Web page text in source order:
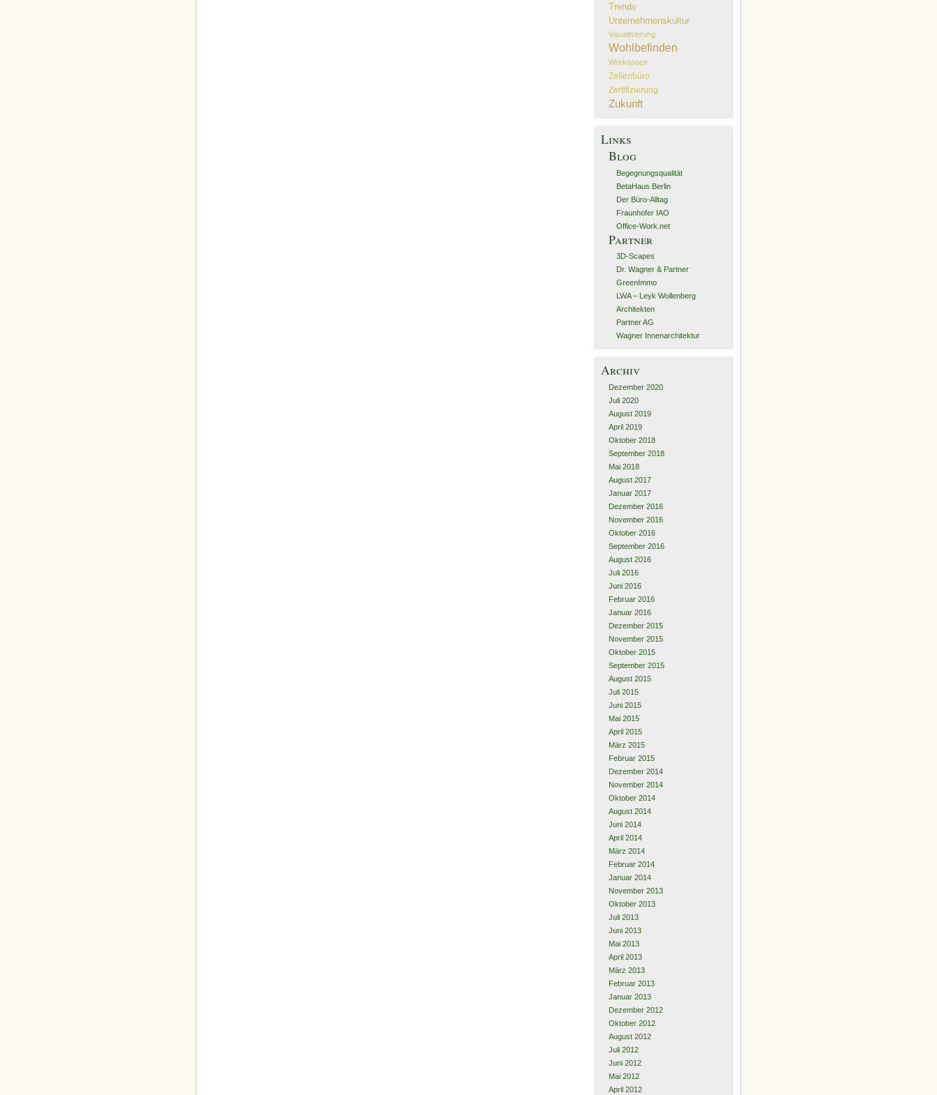
Trends
Unternehmenskultur
Visualisierung
Wohlbefinden
Workspace
Zellenbüro
Zertifizierung
Zukunft
Links
Blog
Begegnungsqualität
BetaHaus Berlin
Der Büro-Alltag
Fraunhofer IAO
Office-Work.net
Partner
3D-Scapes
Dr. Wagner & Partner
GreenImmo
LWA – Leyk Wollenberg
Architekten
Partner AG
Wagner Innenarchitektur
Archiv
Dezember 2020
Juli 2020
August 2019
April 2019
Oktober 2018
September 2018
Mai 2018
August 2017
Januar 2017
Dezember 2016
November 2016
Oktober 2016
September 2016
August 2016
Juli 2016
Juni 2016
Februar 2016
Januar 2016
Dezember 2015
November 2015
Oktober 2015
September 2015
August 2015
Juli 2015
Juni 2015
Mai 2015
April 2015
März 2015
Februar 2015
Dezember 2014
November 2014
Oktober 2014
August 2014
Juni 2014
April 2014
März 2014
Februar 2014
Januar 2014
November 2013
Oktober 2013
Juli 2013
Juni 2013
Mai 2013
April 2013
März 2013
Februar 2013
Januar 2013
Dezember 2012
Oktober 2012
August 2012
Juli 2012
Juni 2012
Mai 2012
April 2012